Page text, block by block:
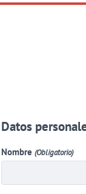
Datos
Nombre (Obligatorio)